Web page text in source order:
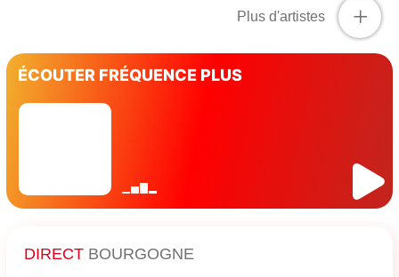
+
Plus d'artistes
ÉCOUTER FRÉQUENCE PLUS
DIRECT BOURGOGNE